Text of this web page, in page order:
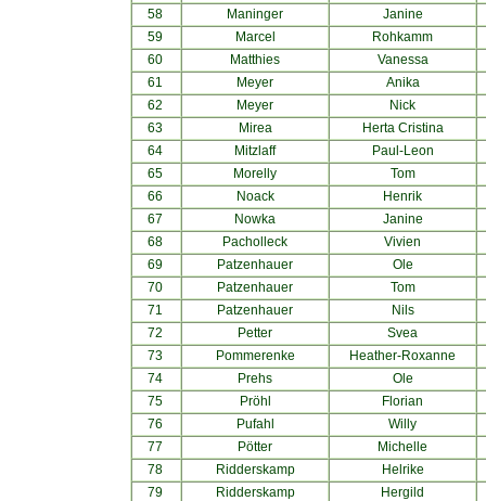
58
Maninger
Janine
59
Marcel
Rohkamm
60
Matthies
Vanessa
61
Meyer
Anika
62
Meyer
Nick
63
Mirea
Herta Cristina
64
Mitzlaff
Paul-Leon
65
Morelly
Tom
66
Noack
Henrik
67
Nowka
Janine
68
Pacholleck
Vivien
69
Patzenhauer
Ole
70
Patzenhauer
Tom
71
Patzenhauer
Nils
72
Petter
Svea
73
Pommerenke
Heather-Roxanne
74
Prehs
Ole
75
Pröhl
Florian
76
Pufahl
Willy
77
Pötter
Michelle
78
Ridderskamp
Helrike
79
Ridderskamp
Hergild